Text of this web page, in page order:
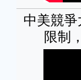
中美競
限制